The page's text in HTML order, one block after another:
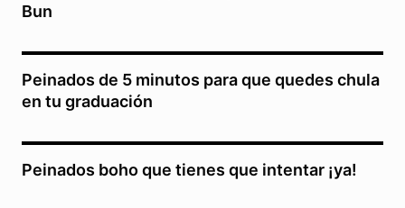
Bun
Peinados de 5 minutos para que quedes chula
en tu graduación
Peinados boho que tienes que intentar ¡ya!